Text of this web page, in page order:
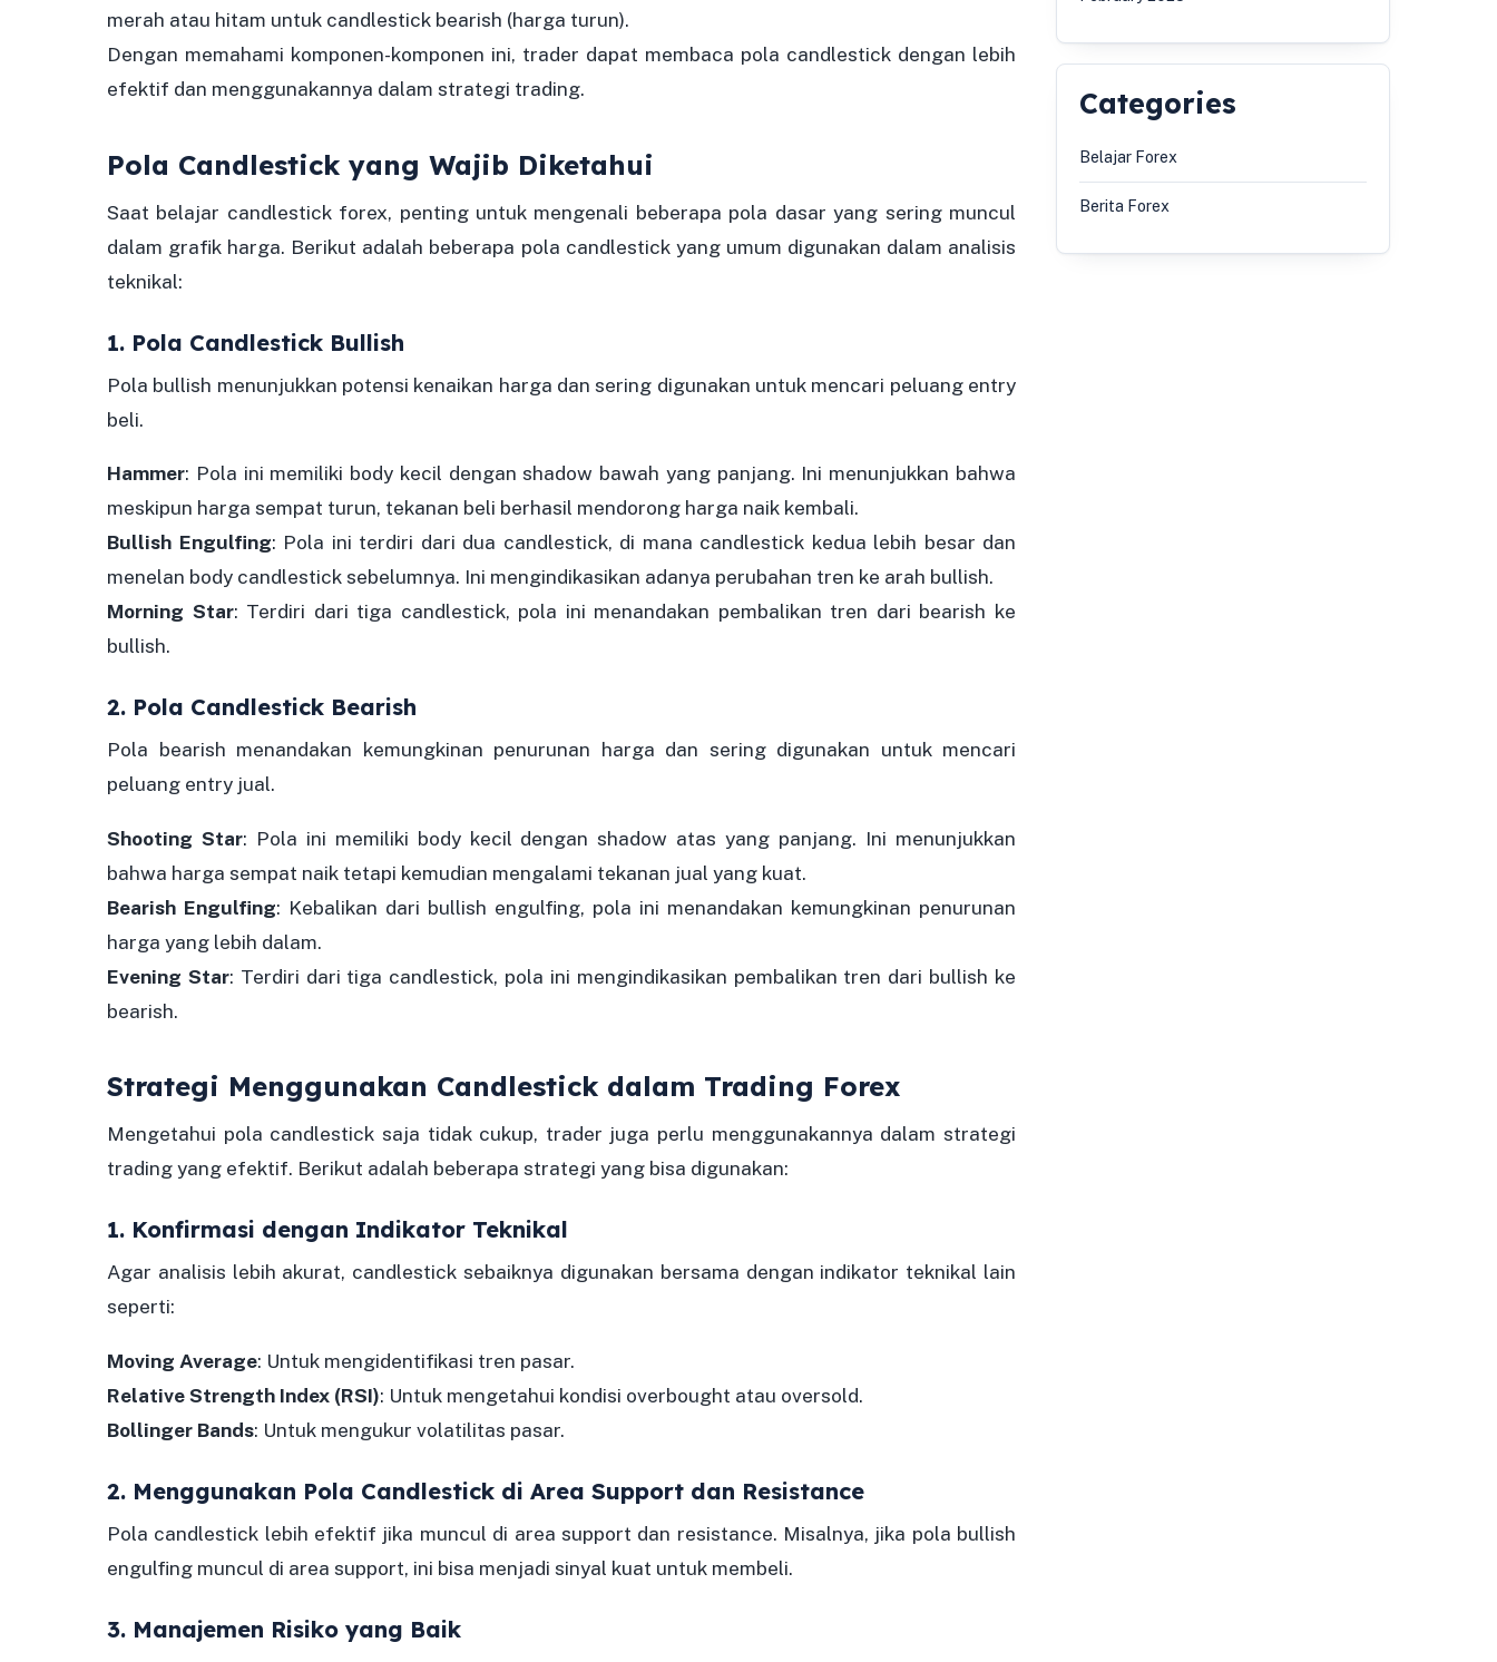
merah atau hitam untuk candlestick bearish (harga turun).
Dengan memahami komponen-komponen ini, trader dapat membaca pola candlestick dengan lebih
efektif dan menggunakannya dalam strategi trading.
Pola Candlestick yang Wajib Diketahui
Saat belajar candlestick forex, penting untuk mengenali beberapa pola dasar yang sering muncul
dalam grafik harga. Berikut adalah beberapa pola candlestick yang umum digunakan dalam analisis
teknikal:
1. Pola Candlestick Bullish
Pola bullish menunjukkan potensi kenaikan harga dan sering digunakan untuk mencari peluang entry
beli.
Hammer: Pola ini memiliki body kecil dengan shadow bawah yang panjang. Ini menunjukkan bahwa
meskipun harga sempat turun, tekanan beli berhasil mendorong harga naik kembali.
Bullish Engulfing: Pola ini terdiri dari dua candlestick, di mana candlestick kedua lebih besar dan
menelan body candlestick sebelumnya. Ini mengindikasikan adanya perubahan tren ke arah bullish.
Morning Star: Terdiri dari tiga candlestick, pola ini menandakan pembalikan tren dari bearish ke
bullish.
2. Pola Candlestick Bearish
Pola bearish menandakan kemungkinan penurunan harga dan sering digunakan untuk mencari
peluang entry jual.
Shooting Star: Pola ini memiliki body kecil dengan shadow atas yang panjang. Ini menunjukkan
bahwa harga sempat naik tetapi kemudian mengalami tekanan jual yang kuat.
Bearish Engulfing: Kebalikan dari bullish engulfing, pola ini menandakan kemungkinan penurunan
harga yang lebih dalam.
Evening Star: Terdiri dari tiga candlestick, pola ini mengindikasikan pembalikan tren dari bullish ke
bearish.
Strategi Menggunakan Candlestick dalam Trading Forex
Mengetahui pola candlestick saja tidak cukup, trader juga perlu menggunakannya dalam strategi
trading yang efektif. Berikut adalah beberapa strategi yang bisa digunakan:
1. Konfirmasi dengan Indikator Teknikal
Agar analisis lebih akurat, candlestick sebaiknya digunakan bersama dengan indikator teknikal lain
seperti:
Moving Average: Untuk mengidentifikasi tren pasar.
Relative Strength Index (RSI): Untuk mengetahui kondisi overbought atau oversold.
Bollinger Bands: Untuk mengukur volatilitas pasar.
2. Menggunakan Pola Candlestick di Area Support dan Resistance
Pola candlestick lebih efektif jika muncul di area support dan resistance. Misalnya, jika pola bullish
engulfing muncul di area support, ini bisa menjadi sinyal kuat untuk membeli.
3. Manajemen Risiko yang Baik
Categories
Belajar Forex
Berita Forex